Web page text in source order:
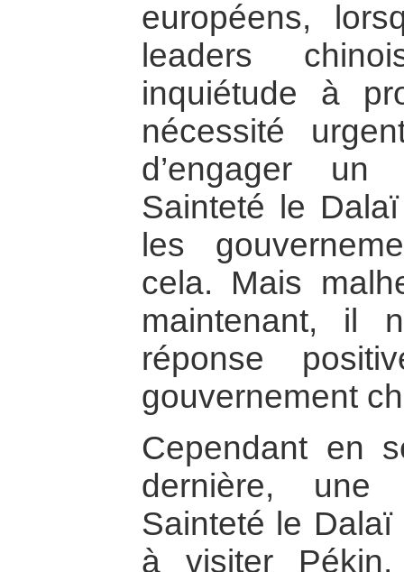
européens,
leaders
inquiétude à
nécessité
d’engager
Sainteté le
les
cela. Mais
maintenant, il
réponse
gouvernement
Cependant en
dernière,
Sainteté le
à visiter Pékin,